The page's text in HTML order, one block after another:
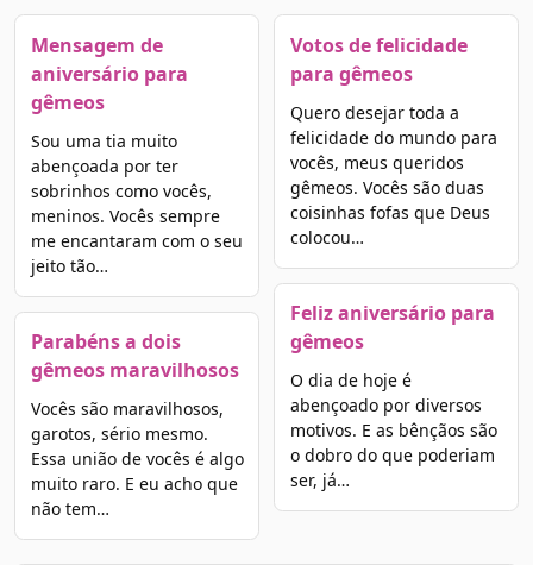
Mensagem de
aniversário para
gêmeos
Sou uma tia muito
abençoada por ter
sobrinhos como vocês,
meninos. Vocês sempre
me encantaram com o seu
jeito tão…
Parabéns a dois
gêmeos maravilhosos
Vocês são maravilhosos,
garotos, sério mesmo.
Essa união de vocês é algo
muito raro. E eu acho que
não tem…
Votos de felicidade
para gêmeos
Quero desejar toda a
felicidade do mundo para
vocês, meus queridos
gêmeos. Vocês são duas
coisinhas fofas que Deus
colocou…
Feliz aniversário para
gêmeos
O dia de hoje é
abençoado por diversos
motivos. E as bênçãos são
o dobro do que poderiam
ser, já…